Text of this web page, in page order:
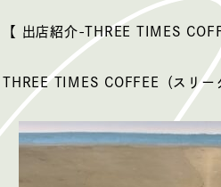
【 出店紹介-THREE TIMES
THREE TIMES COFFEE（スリー